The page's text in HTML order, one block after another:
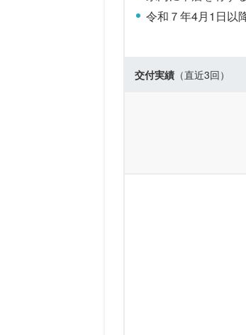
令和７年4月1日以
交付実績 （直近3回）